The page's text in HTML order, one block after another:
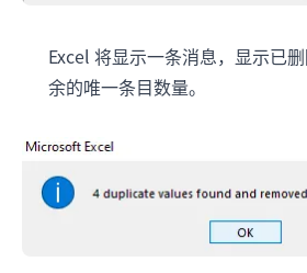
Excel 将显示一条消息，显示已
余的唯一条目数量。